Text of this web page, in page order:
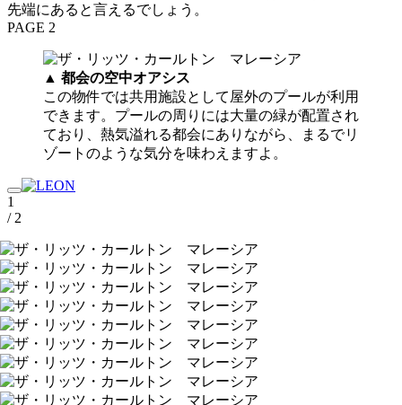
先端にあると言えるでしょう。
PAGE 2
▲ 都会の空中オアシス
この物件では共用施設として屋外のプールが利用
できます。プールの周りには大量の緑が配置され
ており、熱気溢れる都会にありながら、まるでリ
ゾートのような気分を味わえますよ。
1
/ 2